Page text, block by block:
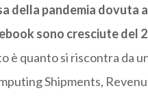
della pandemia dovuta
sono cresciute del
è quanto si riscontra da
Shipments,